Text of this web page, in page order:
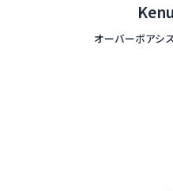
オーバーボアシ